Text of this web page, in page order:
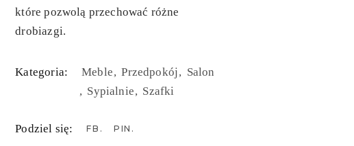
które pozwolą przechować różne
drobiazgi.
Kategoria: Meble Przedpokój Salon
Sypialnie Szafki
Podziel się: FB PIN